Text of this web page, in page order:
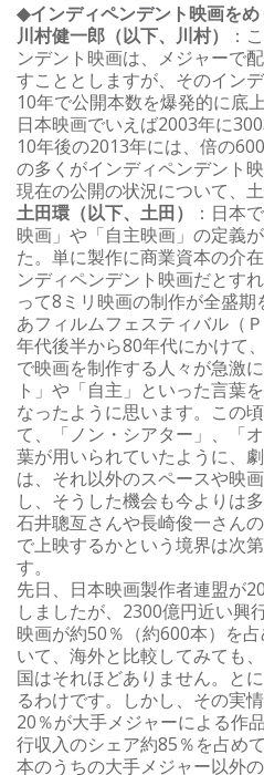
◆インディペンデント映画を
川村健一郎（以下、川村）
：
ンデント映画は、メジャーで
すこととしますが、そのイン
10年で公開本数を爆発的に底
日本映画でいえば2003年に
10年後の2013年には、倍の
の多くがインディペンデント
現在の公開の状況について、
土田環（以下、土田）
：日本
映画」や「自主映画」の定義
た。単に製作に商業資本の介
ンディペンデント映画だとす
って8ミリ映画の制作が全盛
あフィルムフェスティバル（
年代後半から80年代にかけて
で映画を制作する人々が急激
ト」や「自主」といった言葉
なったように思います。この
て、「ノン・シアター」、「
葉が用いられていたように、
は、それ以外のスペースや映
し、そうした機会も今よりは
石井聰亙さんや長崎俊一さん
で上映するかという境界は次
す。
先日、日本映画製作者連盟が
しましたが、2300億円近い興
映画が約50％（約600本）を
いて、海外と比較してみても
国はそれほどありません。と
るわけです。しかし、その実
20％が大手メジャーによる作
行収入のシェア約85％を占め
本のうちの大手メジャー以外